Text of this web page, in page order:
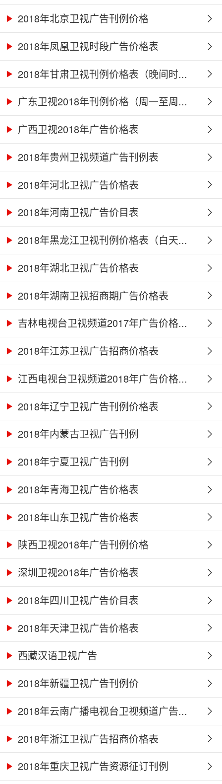
2018年北京卫视广告刊例价格
2018年凤凰卫视时段广告价格表
2018年甘肃卫视刊例价格表（晚间时...
广东卫视2018年刊例价格（周一至周...
广西卫视2018年广告价格表
2018年贵州卫视频道广告刊例表
2018年河北卫视广告价格表
2018年河南卫视广告价目表
2018年黑龙江卫视刊例价格表（白天...
2018年湖北卫视广告价格表
2018年湖南卫视招商期广告价格表
吉林电视台卫视频道2017年广告价格...
2018年江苏卫视广告招商价格表
江西电视台卫视频道2018年广告价格...
2018年辽宁卫视广告刊例价格表
2018年内蒙古卫视广告刊例
2018年宁夏卫视广告刊例
2018年青海卫视广告价格表
2018年山东卫视广告价格表
陕西卫视2018年广告刊例价格
深圳卫视2018年广告价格表
2018年四川卫视广告价目表
2018年天津卫视广告价格表
西藏汉语卫视广告
2018年新疆卫视广告刊例价
2018年云南广播电视台卫视频道广告...
2018年浙江卫视广告招商价格表
2018年重庆卫视广告资源征订刊例